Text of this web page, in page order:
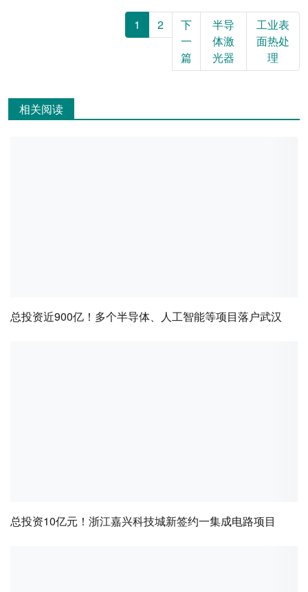
1 2
下
一
篇
半导
体激
光器
工业表
面热处
理
相关阅读
总投资近900亿！多个半导体、人工智能等项目落户武汉
总投资10亿元！浙江嘉兴科技城新签约一集成电路项目